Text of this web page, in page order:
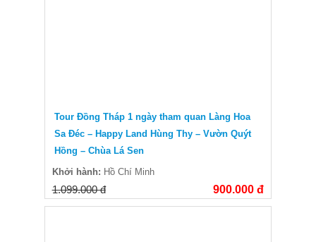
Tour Đồng Tháp 1 ngày tham quan Làng Hoa
Sa Đéc – Happy Land Hùng Thy – Vườn Quýt
Hồng – Chùa Lá Sen
Khởi hành: Hồ Chí Minh
1.099.000 đ 900.000 đ